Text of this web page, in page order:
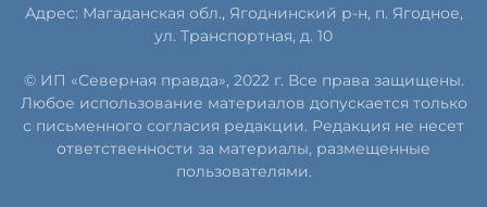
Адрес: Магаданская обл., Ягоднинский р-н, п. Ягодное,
ул. Транспортная, д. 10
© ИП «Северная правда», 2022 г. Все права защищены.
Любое использование материалов допускается только
с письменного согласия редакции. Редакция не несет
ответственности за материалы, размещенные
пользователями.